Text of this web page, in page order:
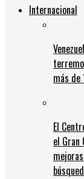
Internacional
más
El
el Gran